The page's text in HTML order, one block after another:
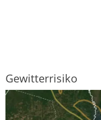
Gewitterrisiko